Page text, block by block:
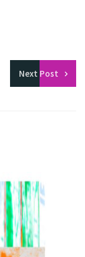
Next Post